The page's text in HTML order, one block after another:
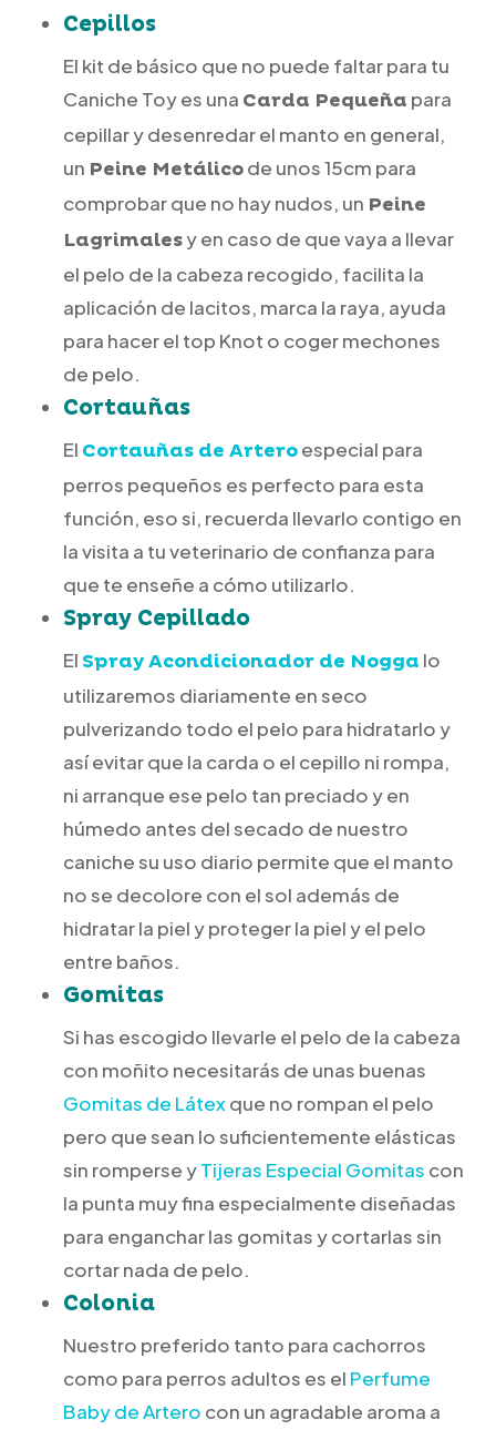
Cepillos
El kit de básico que no puede faltar para tu
Caniche Toy es una Carda Pequeña para
cepillar y desenredar el manto en general,
un Peine Metálicode unos 15cm para
comprobar que no hay nudos, un Peine
Lagrimalesy en caso de que vaya a llevar
el pelo de la cabeza recogido, facilita la
aplicación de lacitos, marca la raya, ayuda
para hacer el top Knot o coger mechones
de pelo.
Cortauñas
El Cortauñas de Arteroespecial para
perros pequeños es perfecto para esta
función, eso si, recuerda llevarlo contigo en
la visita a tu veterinario de confianza para
que te enseñe a cómo utilizarlo.
Spray Cepillado
El Spray Acondicionador de Nogga lo
utilizaremos diariamente en seco
pulverizando todo el pelo para hidratarlo y
así evitar que la carda o el cepillo ni rompa,
ni arranque ese pelo tan preciado y en
húmedo antes del secado de nuestro
caniche su uso diario permite que el manto
no se decolore con el sol además de
hidratar la piel y proteger la piel y el pelo
entre baños.
Gomitas
Si has escogido llevarle el pelo de la cabeza
con moñito necesitarás de unas buenas
Gomitas de Látexque no rompan el pelo
pero que sean lo suficientemente elásticas
sin romperse yTijeras Especial Gomitas con
la punta muy fina especialmente diseñadas
para enganchar las gomitas y cortarlas sin
cortar nada de pelo.
Colonia
Nuestro preferido tanto para cachorros
como para perros adultos es el Perfume
Baby de Artero con un agradable aroma a